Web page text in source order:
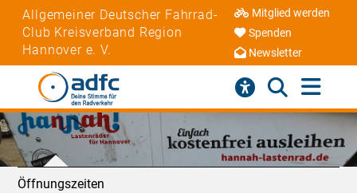
Allgemeiner Deutscher Fahrrad-
Club Kreisverband Region
Hannover e. V.
Mitglied werden
Spenden
Newsletter
Öffnungszeiten